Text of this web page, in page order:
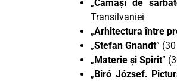
„Cămăși de
Transilvaniei
„Arhitectura între
„Stefan Gnandt”
„ Materie și Spirit”
„ Biró József.